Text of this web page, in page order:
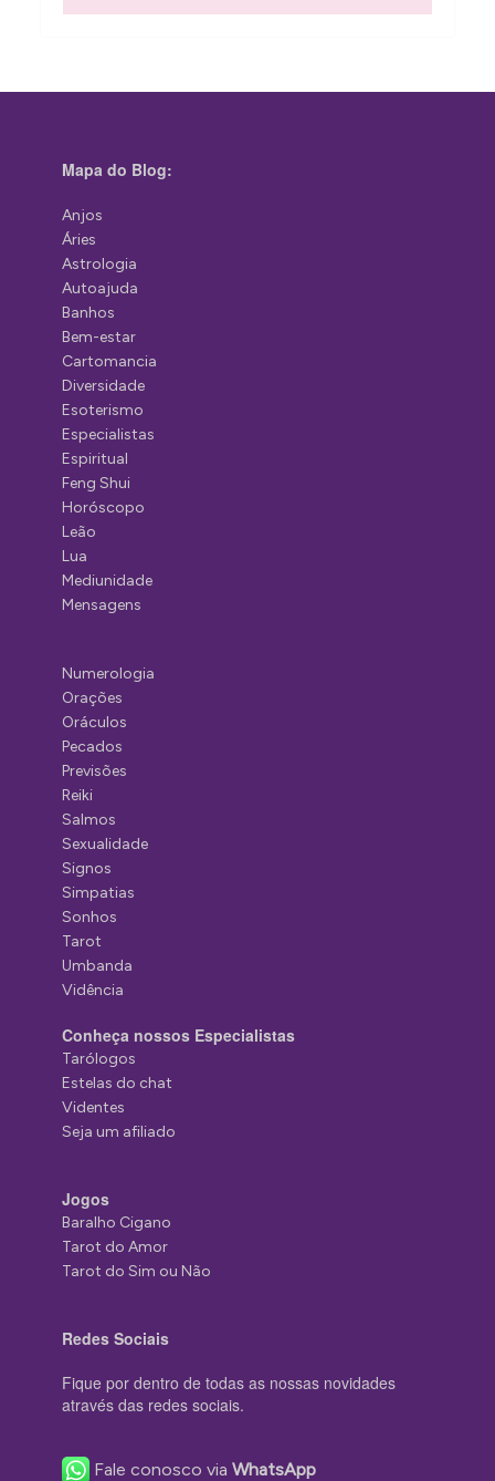
Mapa do Blog:
Anjos
Áries
Astrologia
Autoajuda
Banhos
Bem-estar
Cartomancia
Diversidade
Esoterismo
Especialistas
Espiritual
Feng Shui
Horóscopo
Leão
Lua
Mediunidade
Mensagens
Numerologia
Orações
Oráculos
Pecados
Previsões
Reiki
Salmos
Sexualidade
Signos
Simpatias
Sonhos
Tarot
Umbanda
Vidência
Conheça nossos Especialistas
Tarólogos
Estelas do chat
Videntes
Seja um afiliado
Jogos
Baralho Cigano
Tarot do Amor
Tarot do Sim ou Não
Redes Sociais
Fique por dentro de todas as nossas novidades
através das redes sociais.
Fale conosco viaWhatsApp